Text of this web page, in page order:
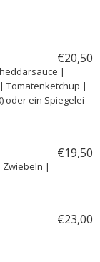
€20,50
|
Tomatenketchup |
oder ein Spiegelei
€19,50
|
€23,00